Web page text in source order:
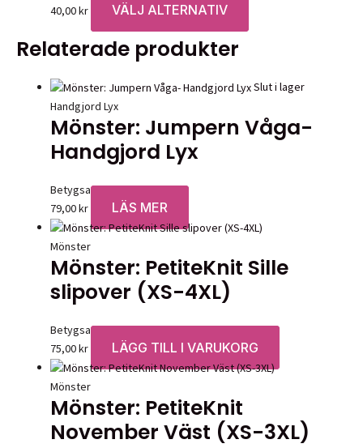
40,00kr VÄLJ ALTERNATIV
här
flera
De
produktsidan
Relaterade produkter
Slut i lager
Handgjord Lyx
Mönster: Jumpern Våga-
Handgjord Lyx
Betygsatt0av 5
79,00kr LÄS MER
Mönster
Mönster: PetiteKnit Sille
slipover (XS-4XL)
Betygsatt0av 5
75,00kr LÄGG TILL I VARUKORG
Mönster
Mönster: PetiteKnit
November Väst (XS-3XL)